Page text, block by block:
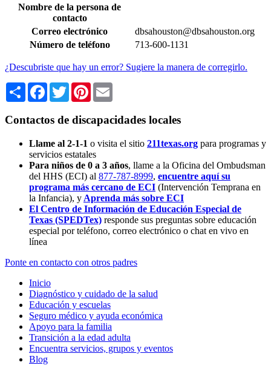
Nombre de la persona de
contacto
Correo electrónico
dbsahouston@dbsahouston.org
Número de teléfono
713-600-1131
¿Descubriste que hay un error? Sugiere la manera de corregirlo.
Share Facebook
TwitterPinterest
Contactos de discapacidades locales
Llame al 2-1-1 o visita el sitio 211texas.org para programas y
servicios estatales
Para niños de 0 a 3 años, llame a la Oficina del Ombudsman
del HHS (ECI) al 877-787-8999, encuentre aquí su
programa más cercano de ECI (Intervención Temprana en
la Infancia), y Aprenda más sobre ECI
El Centro de Información de Educación Especial de
Texas (SPEDTex) responde sus preguntas sobre educación
especial por teléfono, correo electrónico o chat en vivo en
línea
Ponte en contacto con otros padres
Inicio
Diagnóstico y cuidado de la salud
Educación y escuelas
Seguro médico y ayuda económica
Apoyo para la familia
Transición a la edad adulta
Encuentra servicios, grupos y eventos
Blog